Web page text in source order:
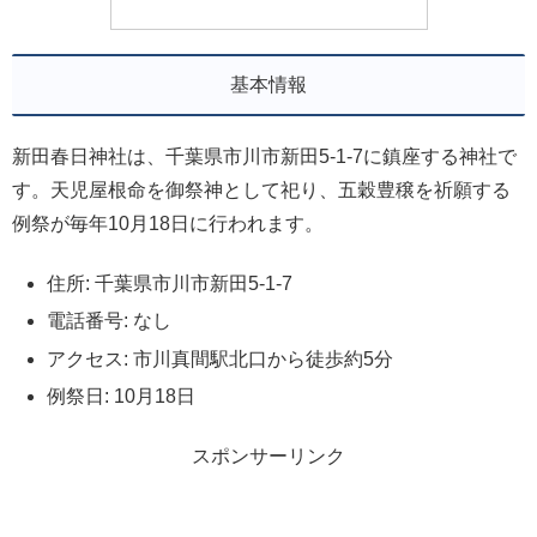
基本情報
新田春日神社は、千葉県市川市新田5-1-7に鎮座する神社で
す。天児屋根命を御祭神として祀り、五穀豊穣を祈願する
例祭が毎年10月18日に行われます。
住所: 千葉県市川市新田5-1-7
電話番号: なし
アクセス: 市川真間駅北口から徒歩約5分
例祭日: 10月18日
スポンサーリンク